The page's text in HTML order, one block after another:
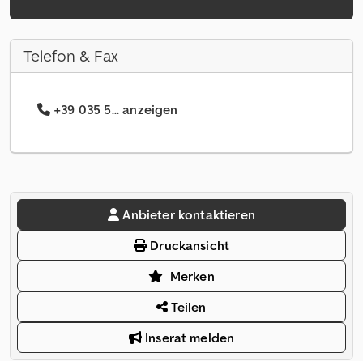
Telefon & Fax
+39 035 5... anzeigen
Anbieter kontaktieren
Druckansicht
Merken
Teilen
Inserat melden